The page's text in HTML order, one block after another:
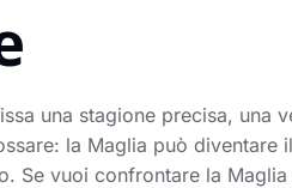
una stagione precisa, una
la Maglia può diventare
vuoi confrontare la